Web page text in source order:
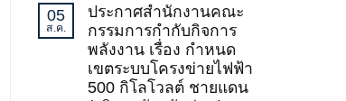
ราช
บัญญัติ
ว่า
ด้วย
การ
เวนคืน
05
ส.ค.
ประกาศสำนักงานคณะ
กรรมการกำกับกิจการ
พลังงาน เรื่อง กำหนด
เขตระบบโครงข่ายไฟฟ้า
500 กิโลโวลต์ ชายแดน